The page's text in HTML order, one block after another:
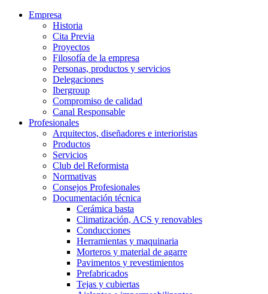
Empresa
Historia
Cita Previa
Proyectos
Filosofía de la empresa
Personas, productos y servicios
Delegaciones
Ibergroup
Compromiso de calidad
Canal Responsable
Profesionales
Arquitectos, diseñadores e interioristas
Productos
Servicios
Club del Reformista
Normativas
Consejos Profesionales
Documentación técnica
Cerámica basta
Climatización, ACS y renovables
Conducciones
Herramientas y maquinaria
Morteros y material de agarre
Pavimentos y revestimientos
Prefabricados
Tejas y cubiertas